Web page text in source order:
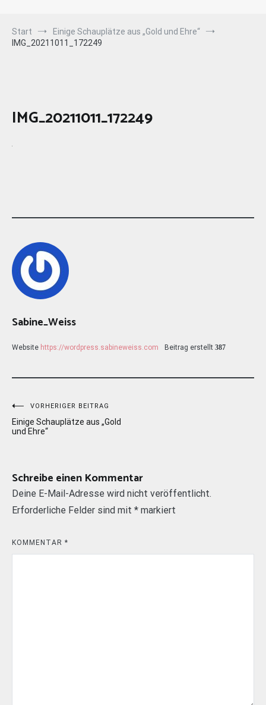
Start
Einige Schauplätze aus „Gold und Ehre“
IMG_20211011_172249
IMG_20211011_172249
Sabine_Weiss
Website https://wordpress.sabineweiss.com Beitrag erstellt 387
Beitragsnavigation
VORHERIGER BEITRAG
Einige Schauplätze aus „Gold
und Ehre“
Schreibe einen Kommentar
Deine E-Mail-Adresse wird nicht veröffentlicht.
Erforderliche Felder sind mit * markiert
KOMMENTAR *